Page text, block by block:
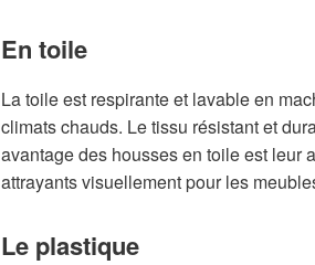
En toile
La toile est respirante et lavable en
climats chauds. Le tissu résistant et
avantage des housses en toile est leur
attrayants visuellement pour les
Le plastique